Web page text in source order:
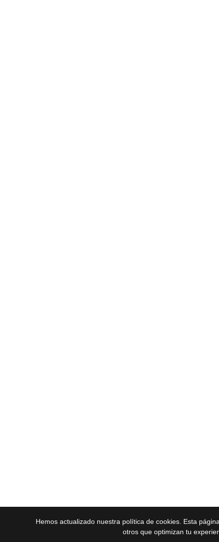
Hemos actualizado nuestra política de cookies. Esta
otros que optimizan tu